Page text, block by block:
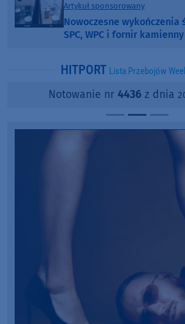
Artykuł sponsorowany
Nowoczesne wykończenia
SPC, WPC i fornir
HITPORT Lista Przebojów
Notowanie nr 4436 z dnia